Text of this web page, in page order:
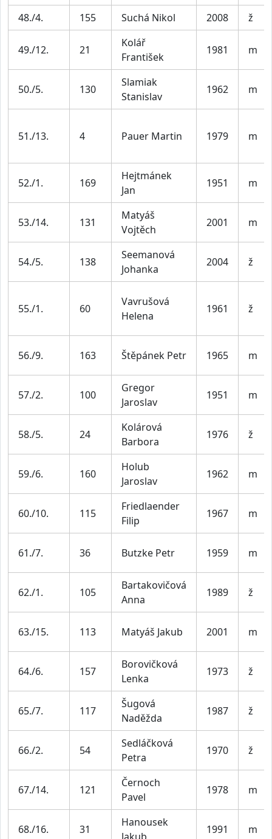
48./4. 155 Suchá Nikol 2008 ž
49./12. 21
Kolář
František
1981 m
50./5. 130
Slamiak
Stanislav
1962 m
51./13. 4 Pauer Martin 1979 m
52./1. 169
Hejtmánek
Jan
1951 m
53./14. 131
Matyáš
Vojtěch
2001 m
54./5. 138
Seemanová
Johanka
2004 ž
55./1. 60
Vavrušová
Helena
1961 ž
56./9. 163 Štěpánek Petr 1965 m
57./2. 100
Gregor
Jaroslav
1951 m
58./5. 24
Kolárová
Barbora
1976 ž
59./6. 160
Holub
Jaroslav
1962 m
60./10. 115
Friedlaender
Filip
1967 m
61./7. 36 Butzke Petr 1959 m
62./1. 105
Bartakovičová
Anna
1989 ž
63./15. 113 Matyáš Jakub 2001 m
64./6. 157
Borovičková
Lenka
1973 ž
65./7. 117
Šugová
Naděžda
1987 ž
66./2. 54
Sedláčková
Petra
1970 ž
67./14. 121
Černoch
Pavel
1978 m
68./16. 31
Hanousek
1991 m